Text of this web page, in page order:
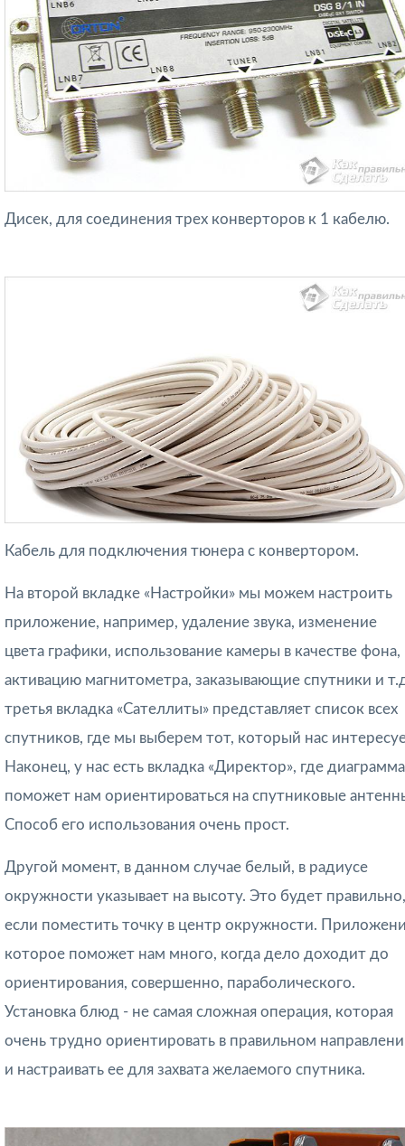
Дисек, для соединения трех конверторов к 1 кабелю.
Кабель для подключения тюнера с конвертором.
На второй вкладке «Настройки» мы можем настроить
приложение, например, удаление звука, изменение
цвета графики, использование камеры в качестве фона,
активацию магнитометра, заказывающие спутники и
третья вкладка «Сателлиты» представляет список всех
спутников, где мы выберем тот, который нас
Наконец, у нас есть вкладка «Директор», где диаграмма
поможет нам ориентироваться на спутниковые
Способ его использования очень прост.
Другой момент, в данном случае белый, в радиусе
окружности указывает на высоту. Это будет правильно,
если поместить точку в центр окружности.
которое поможет нам много, когда дело доходит до
ориентирования, совершенно, параболического.
Установка блюд - не самая сложная операция, которая
очень трудно ориентировать в правильном
и настраивать ее для захвата желаемого спутника.